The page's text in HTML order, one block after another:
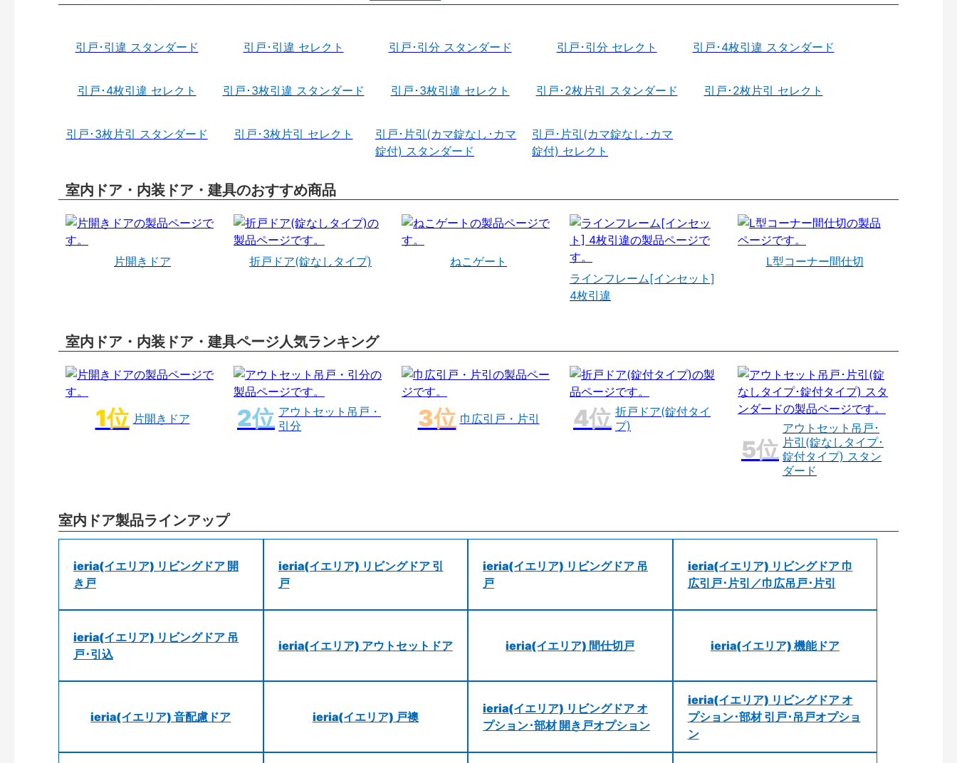
引戸･引違 スタンダード 引戸･引違 セレクト 引戸･引分 スタンダード 引戸･引分 セレクト 引戸･4枚引違 スタンダード
引戸･4枚引違 セレクト 引戸･3枚引違 スタンダード 引戸･3枚引違 セレクト 引戸･2枚片引 スタンダード 引戸･2枚片引 セレクト
引戸･3枚片引 スタンダード 引戸･3枚片引 セレクト
引戸･片引(カマ錠なし･カマ
錠付) スタンダード
引戸･片引(カマ錠なし･カマ
錠付) セレクト
室内ドア・内装ドア・建具のおすすめ商品
片開きドア 折戸ドア(錠なしタイプ)
ねこゲート
ラインフレーム[インセット]
4枚引違
L型コーナー間仕切
室内ドア・内装ドア・建具ページ人気ランキング
片開きドア
アウトセット吊戸・
引分
巾広引戸・片引
折戸ドア(錠付タイ
プ)
アウトセット吊戸･
片引(錠なしタイプ･
錠付タイプ) スタン
ダード
室内ドア製品ラインアップ
ieria(イエリア) リビングドア 開
き戸
ieria(イエリア) リビングドア 引
戸
ieria(イエリア) リビングドア 吊
戸
ieria(イエリア) リビングドア 巾
広引戸･片引／巾広吊戸･片引
ieria(イエリア) リビングドア 吊
戸･引込
ieria(イエリア) アウトセットドア ieria(イエリア) 間仕切戸 ieria(イエリア) 機能ドア
ieria(イエリア) 音配慮ドア ieria(イエリア) 戸襖
ieria(イエリア) リビングドア オ
プション･部材 開き戸オプション
ieria(イエリア) リビングドア オ
プション･部材 引戸･吊戸オプショ
ン